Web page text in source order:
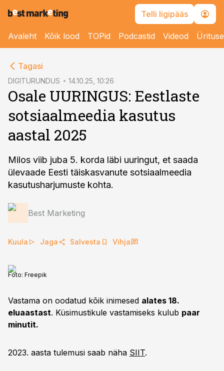
Telli ligipääs
Avaleht Kõik lood TOPid Podcastid Videod
Tagasi
DIGITURUNDUS 14.10.25, 10:26
Osale UURINGUS: Eestlaste
sotsiaalmeedia kasutus
aastal 2025
Milos viib juba 5. korda läbi uuringut, et saada
ülevaade Eesti täiskasvanute sotsiaalmeedia
kasutusharjumuste kohta.
Best Marketing
Kuula Jaga Salvesta Vihja
Foto: Freepik
Vastama on oodatud kõik inimesed alates 18.
eluaastast. Küsimustikule vastamiseks kulub paar
minutit.
2023. aasta tulemusi saab näha SIIT.